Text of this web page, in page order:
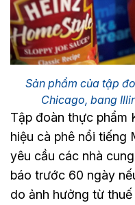
Sản phẩm của tập
Chicago, bang
Tập đoàn thực phẩm
hiệu cà phê nổi tiếng
yêu cầu các nhà
báo trước 60 ngày
do ảnh hưởng từ